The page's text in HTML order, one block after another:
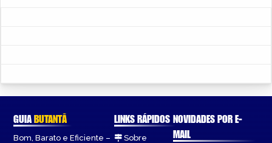
GUIABUTANTÃ
Bom, Barato e Eficiente –
LINKS RÁPIDOS
Sobre
NOVIDADES POR E-
MAIL